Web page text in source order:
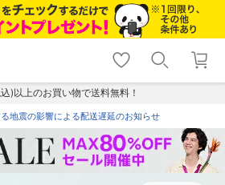
shopping_cart lock_outline
ログイン
)以上のお買い物で送料無料！
地震の影響による配送遅延のお知らせ